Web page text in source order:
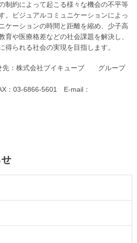
制約によって起こる様々な機会の不平等
。ビジュアルコミュニケーションによっ
ケーションの時間と距離を縮め、少子高
育や医療格差などの社会課題を解決し、
得られる社会の実現を目指します。
先：株式会社ブイキューブ グループ
：03-6866-5601 E-mail：